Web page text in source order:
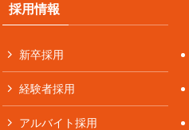
採用情報
新卒採用
経験者採用
アルバイト採用